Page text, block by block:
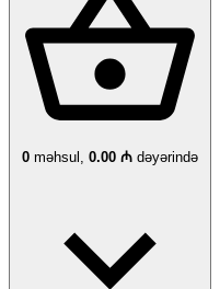
0 məhsul, 0.00 ₼ dəyərində